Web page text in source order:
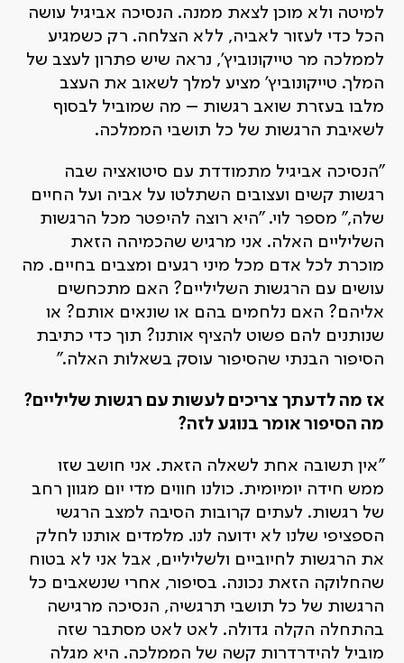
למיטה ולא מוכן לצאת ממנה. הנסיכה אביגיל עושה
הכל כדי לעזור לאביה, ללא הצלחה. רק כשמגיע
לממלכה מר טייקונוביץ', נראה שיש פתרון לעצב של
המלך. טייקונוביץ' מציע למלך לשאוב את העצב
מלבו בעזרת שואב רגשות – מה שמוביל לבסוף
לשאיבת הרגשות של כל תושבי הממלכה.
"הנסיכה אביגיל מתמודדת עם סיטואציה שבה
רגשות קשים ועצובים השתלטו על אביה ועל החיים
שלה," מספר לוי. "היא רוצה להיפטר מכל הרגשות
השליליים האלה. אני מרגיש שהכמיהה הזאת
מוכרת לכל אדם מכל מיני רגעים ומצבים בחיים. מה
עושים עם הרגשות השליליים? האם מתכחשים
אליהם? האם נלחמים בהם או שונאים אותם? או
שנותנים להם פשוט להציף אותנו? תוך כדי כתיבת
הסיפור הבנתי שהסיפור עוסק בשאלות האלה."
אז מה לדעתך צריכים לעשות עם רגשות שליליים?
מה הסיפור אומר בנוגע לזה?
"אין תשובה אחת לשאלה הזאת. אני חושב שזו
ממש חידה יומיומית. כולנו חווים מדי יום מגוון רחב
של רגשות. לעתים קרובות הסיבה למצב הרגשי
הספציפי שלנו לא ידועה לנו. מלמדים אותנו לחלק
את הרגשות לחיוביים ולשליליים, אבל אני לא בטוח
שהחלוקה הזאת נכונה. בסיפור, אחרי שנשאבים כל
הרגשות של כל תושבי תרגשיה, הנסיכה מרגישה
בהתחלה הקלה גדולה. לאט לאט מסתבר שזה
מוביל להידרדרות קשה של הממלכה. היא מגלה